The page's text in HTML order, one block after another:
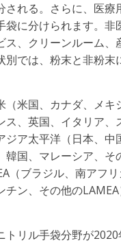
される。さらに、医療
袋に分けられます。非
ス、クリーンルーム、
別では、粉末と非粉末
（米国、カナダ、メキ
ス、英国、イタリア、
ジア太平洋（日本、中
韓国、マレーシア、そ
（ブラジル、南アフ
チン、その他の
トリル手袋分野が